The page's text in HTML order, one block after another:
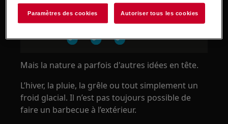
Mais la nature a parfois d'autres idées en tête.
L’hiver, la pluie, la grêle ou tout simplement un
froid glacial. Il n’est pas toujours possible de
faire un barbecue à l’extérieur.
Paramètres des cookies Autoriser tous les cookies